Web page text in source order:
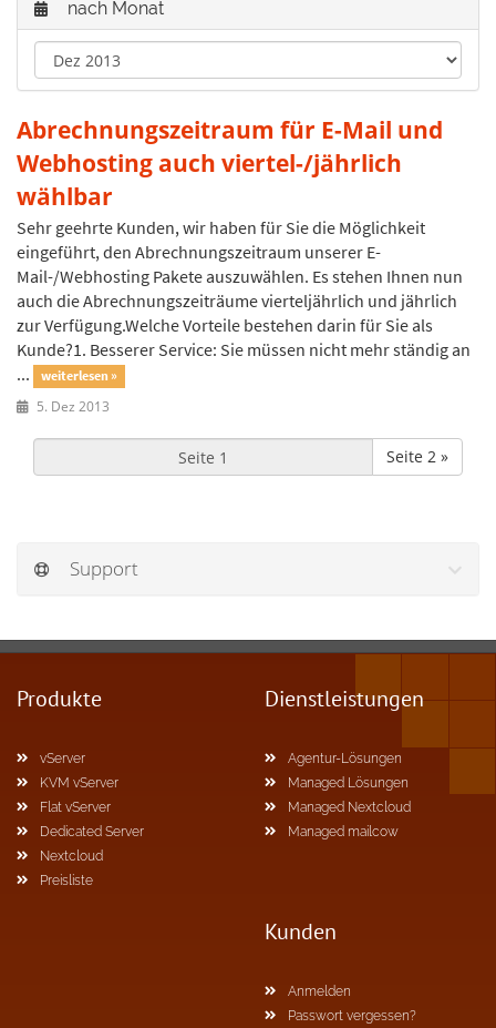
nach Monat
Abrechnungszeitraum für E-Mail und
Webhosting auch viertel-/jährlich
wählbar
Sehr geehrte Kunden, wir haben für Sie die Möglichkeit
eingeführt, den Abrechnungszeitraum unserer E-
Mail-/Webhosting Pakete auszuwählen. Es stehen Ihnen nun
auch die Abrechnungszeiträume vierteljährlich und jährlich
zur Verfügung.Welche Vorteile bestehen darin für Sie als
Kunde?1. Besserer Service: Sie müssen nicht mehr ständig an
...
weiterlesen »
5. Dez 2013
Seite 2 »
Support
Produkte
vServer
KVM vServer
Flat vServer
Dedicated Server
Nextcloud
Preisliste
Dienstleistungen
Agentur-Lösungen
Managed Lösungen
Managed Nextcloud
Managed mailcow
Kunden
Anmelden
Passwort vergessen?